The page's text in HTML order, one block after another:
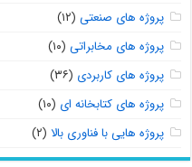
پروژه های صنعتی (۱۲)
پروژه های مخابراتی (۱۰)
پروژه های کاربردی (۳۶)
پروژه های کتابخانه ای (۱۰)
پروژه هایی با فناوری بالا (۲)